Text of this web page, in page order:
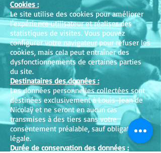
Cookies :
Le site utilise des cookies pour améliorer
l'expérience utilisateur et réaliser des
statistiques de visites. Vous pouvez
configurer votre navigateur pour refuser les
cookies, mais cela peut entraîner des
dysfonctionnements de certaines parties
du site.
Destinataires des données :
Les données personnelles collectées sont
destinées exclusivement à Louis-Jean de
Nicolaÿ et ne seront en aucun cas
transmises à des tiers sans votre
consentement préalable, sauf obligation
légale.
Durée de conservation des données :